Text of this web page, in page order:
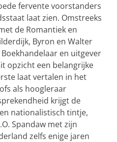
fervente voorstanders
laat zien. Omstreeks
de Romantiek en
Byron en Walter
en uitgever
opzicht een belangrijke
laat vertalen in het
als hoogleraar
krijgt de
nationalistisch tintje,
Spandaw met zijn
zelfs enige jaren